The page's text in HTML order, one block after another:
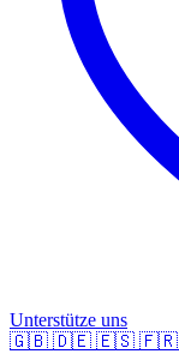
Unterstütze uns
🇬🇧 🇩🇪 🇪🇸 🇫🇷